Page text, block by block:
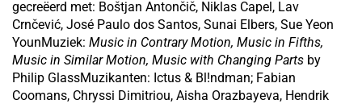
gecreëerd met: Boštjan Antončič, Niklas Capel, Lav
Crnčević, José Paulo dos Santos, Sunai Elbers, Sue Yeon
YounMuziek: Music in Contrary Motion, Music in Fifths,
Music in Similar Motion, Music with Changing Parts by
Philip GlassMuzikanten: Ictus & Bl!ndman; Fabian
Coomans, Chryssi Dimitriou, Aisha Orazbayeva, Hendrik